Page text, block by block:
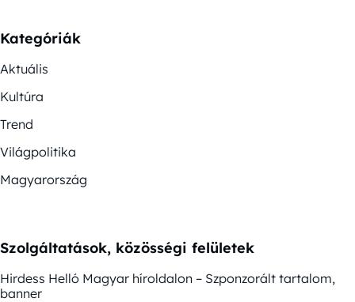
Kategóriák
Aktuális
Kultúra
Trend
Világpolitika
Magyarország
Szolgáltatások, közösségi felületek
Hirdess Helló Magyar híroldalon – Szponzorált tartalom,
banner